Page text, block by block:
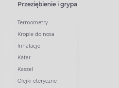
Przeziębienie i grypa
Termometry
Krople do nosa
Inhalacje
Katar
Kaszel
Olejki eteryczne